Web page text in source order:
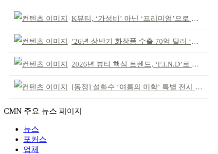
K뷰티, ‘가성비’ 아닌 ‘프리미엄’으로 승부걸어야
’26년 상반기 화장품 수출 70억 달러 ‘역대 최고’
2026년 뷰티 핵심 트렌드, ‘F.I.N.D’로 읽는다
[동정] 설화수 ‘여름의 미학’ 특별 전시 개최
CMN 주요 뉴스 페이지
뉴스
포커스
업체